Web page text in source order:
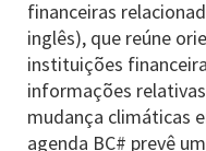
financeiras
inglês), que reúne
instituições
informações
mudança climáticas
agenda BC# prevê